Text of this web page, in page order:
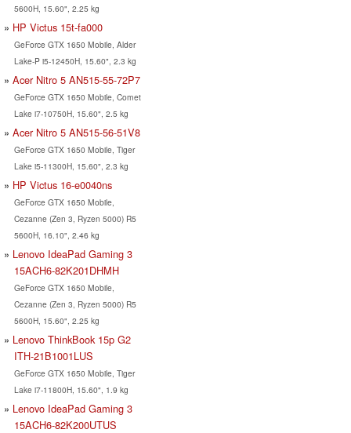
5600H, 15.60", 2.25 kg
HP Victus 15t-fa000
GeForce GTX 1650 Mobile, Alder
Lake-P i5-12450H, 15.60", 2.3 kg
Acer Nitro 5 AN515-55-72P7
GeForce GTX 1650 Mobile, Comet
Lake i7-10750H, 15.60", 2.5 kg
Acer Nitro 5 AN515-56-51V8
GeForce GTX 1650 Mobile, Tiger
Lake i5-11300H, 15.60", 2.3 kg
HP Victus 16-e0040ns
GeForce GTX 1650 Mobile,
Cezanne (Zen 3, Ryzen 5000) R5
5600H, 16.10", 2.46 kg
Lenovo IdeaPad Gaming 3
15ACH6-82K201DHMH
GeForce GTX 1650 Mobile,
Cezanne (Zen 3, Ryzen 5000) R5
5600H, 15.60", 2.25 kg
Lenovo ThinkBook 15p G2
ITH-21B1001LUS
GeForce GTX 1650 Mobile, Tiger
Lake i7-11800H, 15.60", 1.9 kg
Lenovo IdeaPad Gaming 3
15ACH6-82K200UTUS